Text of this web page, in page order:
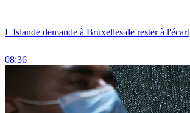
L'Islande demande à Bruxelles de rester à l'écart
08:36